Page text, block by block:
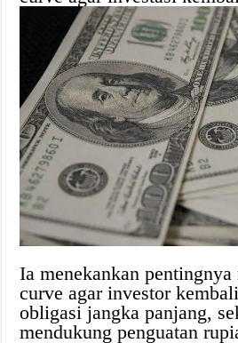
Ia menekankan
curve agar investor
obligasi jangka panjang,
mendukung penguatan